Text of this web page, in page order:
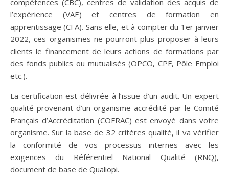
l’expérience (VAE) et centres de formation en
apprentissage (CFA). Sans elle, et à compter du 1er janvier
2022, ces organismes ne pourront plus proposer à leurs
clients le financement de leurs actions de formations par
des fonds publics ou mutualisés (OPCO, CPF, Pôle Emploi
etc.).
La certification est délivrée à l’issue d’un audit. Un expert
qualité provenant d’un organisme accrédité par le Comité
Français d’Accréditation (COFRAC) est envoyé dans votre
organisme. Sur la base de 32 critères qualité, il va vérifier
la conformité de vos processus internes avec les
exigences du Référentiel National Qualité (RNQ),
document de base de Qualiopi.